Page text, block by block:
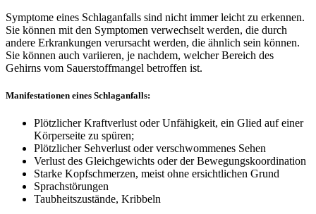
Symptome eines Schlaganfalls sind nicht immer leicht zu erkennen.
Sie können mit den Symptomen verwechselt werden, die durch
andere Erkrankungen verursacht werden, die ähnlich sein können.
Sie können auch variieren, je nachdem, welcher Bereich des
Gehirns vom Sauerstoffmangel betroffen ist.
Manifestationen eines Schlaganfalls:
Plötzlicher Kraftverlust oder Unfähigkeit, ein Glied auf einer
Körperseite zu spüren;
Plötzlicher Sehverlust oder verschwommenes Sehen
Verlust des Gleichgewichts oder der Bewegungskoordination
Starke Kopfschmerzen, meist ohne ersichtlichen Grund
Sprachstörungen
Taubheitszustände, Kribbeln